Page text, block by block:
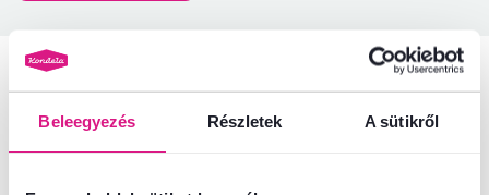
Beleegyezés Részletek A sütikről
Hasonló termékek